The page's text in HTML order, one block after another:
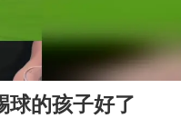
00:55
的孩子好了